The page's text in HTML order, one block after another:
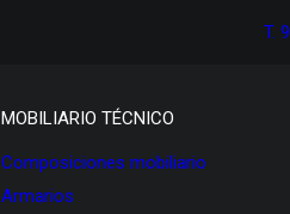
T.
MOBILIARIO TÉCNICO
Composiciones mobiliario
Armarios